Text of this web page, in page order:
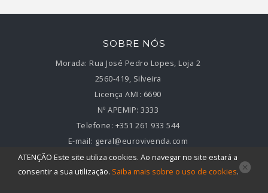
ATENÇÃO Este site utiliza cookies. Ao navegar no site estará a
consentir a sua utilização. Saiba mais sobre o uso de cookies.
SOBRE NÓS
Morada: Rua José Pedro Lopes, Loja 2
2560-419, Silveira
Licença AMI: 6690
Nº APEMIP: 3333
Telefone: +351 261 933 544
E-mail: geral@eurovivenda.com
LINKS ÚTEIS